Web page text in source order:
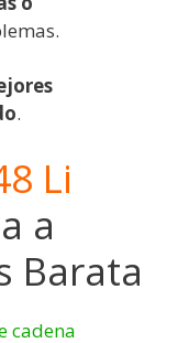
.
Li
a
Barata